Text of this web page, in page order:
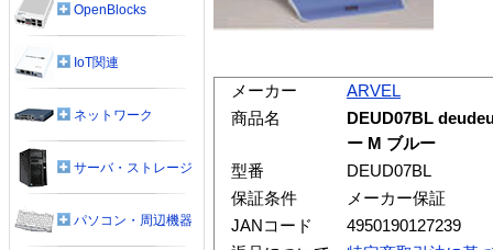
メーカー
ARVEL
商品名
DEUD07BL
ー M ブルー
型番
DEUD07BL
保証条件
メーカー保証
JANコード
4950190127239
OpenBlocks
IoT関連
ネットワーク
サーバ・ストレージ
パソコン・周辺機器